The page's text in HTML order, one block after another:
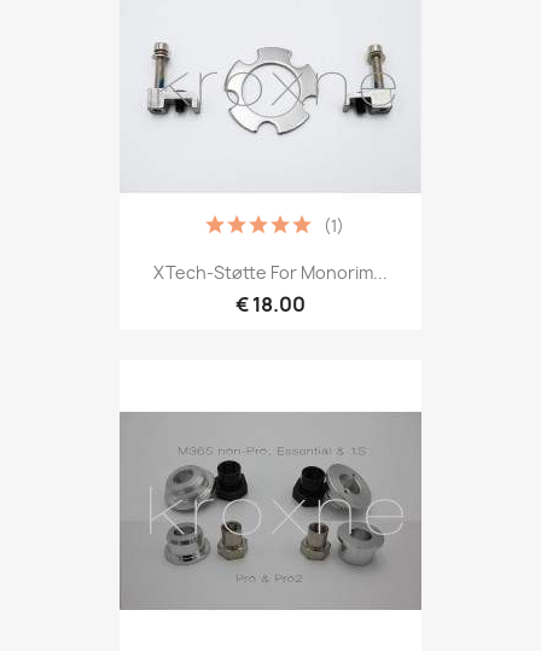
XTech-Støtte For Monorim...
€ 18.00
(1)